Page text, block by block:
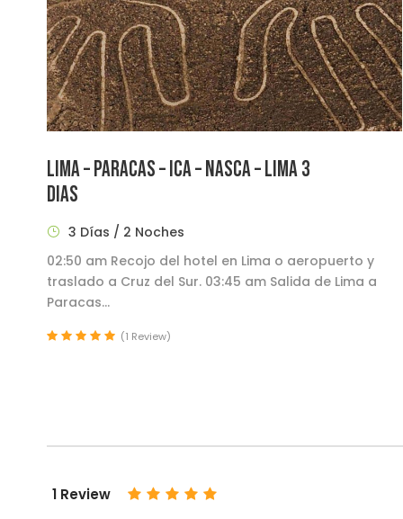
LIMA – PARACAS – ICA – NASCA – LIMA 3
DIAS
3 Días / 2 Noches
02:50 am Recojo del hotel en Lima o aeropuerto y
traslado a Cruz del Sur. 03:45 am Salida de Lima a
Paracas...
(1 Review)
1 Review